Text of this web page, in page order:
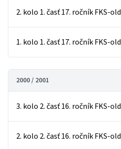
2. kolo 1. časť 17. ročník FKS-old
1. kolo 1. časť 17. ročník FKS-old
2000 / 2001
3. kolo 2. časť 16. ročník FKS-old
2. kolo 2. časť 16. ročník FKS-old